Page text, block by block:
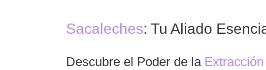
Sacaleches: Tu Aliado
Descubre el Poder de la Extracción